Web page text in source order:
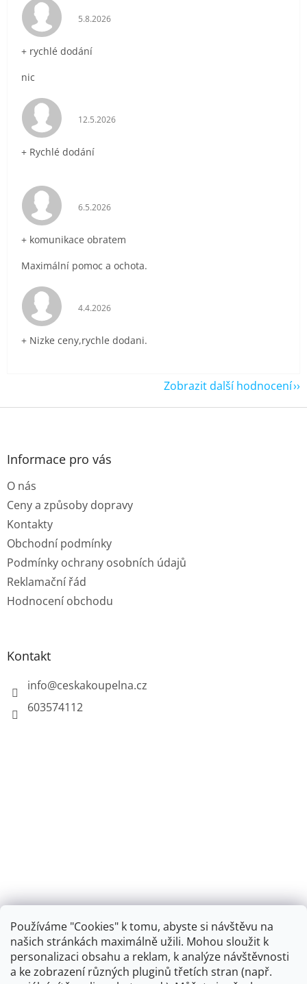
Používáme "Cookies" k tomu, abyste si návštěvu na
našich stránkách maximálně užili. Mohou sloužit k
personalizaci obsahu a reklam, k analýze návštěvnosti
a ke zobrazení různých pluginů třetích stran (např.
Hodnocení obchodu je 5 z 5 hvězdiček.
5.8.2026
+ rychlé dodání
nic
Hodnocení obchodu je 5 z 5 hvězdiček.
12.5.2026
+ Rychlé dodání
Hodnocení obchodu je 5 z 5 hvězdiček.
6.5.2026
+ komunikace obratem
Maximální pomoc a ochota.
Hodnocení obchodu je 5 z 5 hvězdiček.
4.4.2026
+ Nizke ceny,rychle dodani.
Zobrazit další hodnocení
Z
Informace pro vás
O nás
Ceny a způsoby dopravy
Kontakty
Obchodní podmínky
Podmínky ochrany osobních údajů
Reklamační řád
Hodnocení obchodu
Kontakt
info@ceskakoupelna.cz
603574112
Retro koupelna